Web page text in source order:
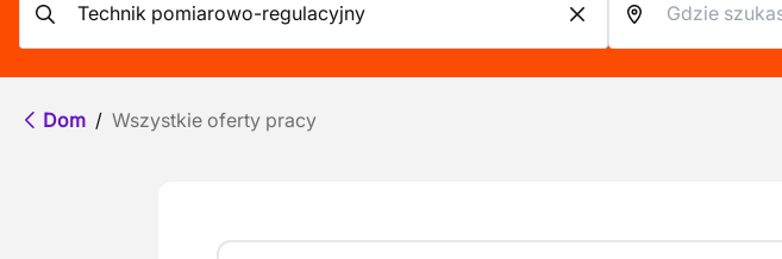
Dom / Wszystkie oferty pracy